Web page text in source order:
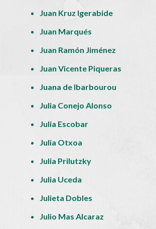
Juan Kruz Igerabide
Juan Marqués
Juan Ramón Jiménez
Juan Vicente Piqueras
Juana de Ibarbourou
Julia Conejo Alonso
Julia Escobar
Julia Otxoa
Julia Prilutzky
Julia Uceda
Julieta Dobles
Julio Mas Alcaraz